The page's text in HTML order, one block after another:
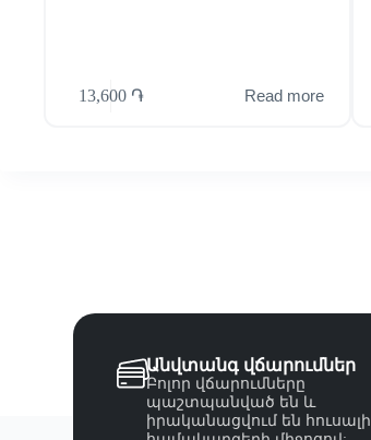
13,600 ֏ Read more
Անվտանգ վճարումներ
Բոլոր վճարումները
պաշտպանված են և
իրականացվում են հուսալի